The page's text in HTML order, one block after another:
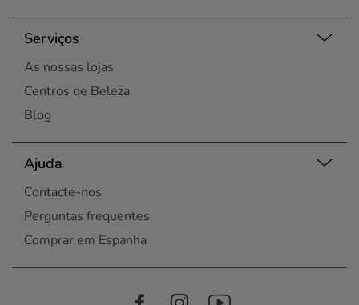
Serviços
As nossas lojas
Centros de Beleza
Blog
Ajuda
Contacte-nos
Perguntas frequentes
Comprar em Espanha